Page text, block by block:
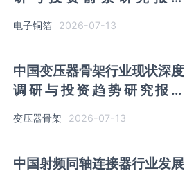
（2026-2033年）
电子铜箔 2026-07-13
中国变压器骨架行业现状深度
调研与投资趋势研究报告
（2026-2033年）
变压器骨架 2026-07-13
中国射频同轴连接器行业发展